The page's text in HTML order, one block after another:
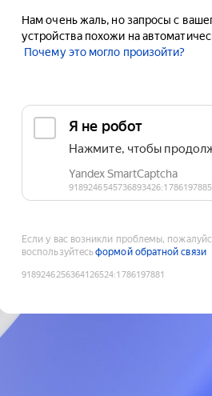
Нам очень жаль, но запросы с
устройства похожи на
Почему это могло произойти?
Если у вас возникли проблемы,
воспользуйтесьформой обратной связи
9189246256364126524:1786197881